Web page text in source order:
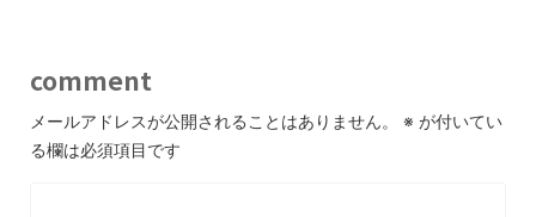
comment
メールアドレスが公開されることはありません。 ※ が付いてい
る欄は必須項目です